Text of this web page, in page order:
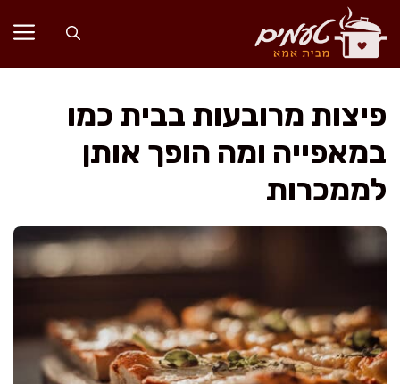
לדלג
לתוכן
פיצות מרובעות בבית כמו
במאפייה ומה הופך אותן
לממכרות